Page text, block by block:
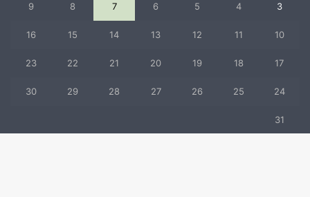
3
4
5
6
7
8
9
10
11
12
13
14
15
16
17
18
19
20
21
22
23
24
25
26
27
28
29
30
31